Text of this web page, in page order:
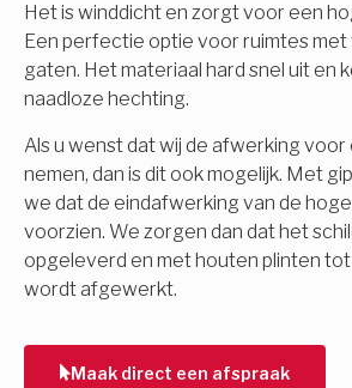
Het is winddicht en zorgt voor een
Een perfectie optie voor ruimtes met
gaten. Het materiaal hard snel uit en
naadloze hechting.
Als u wenst dat wij de afwerking
nemen, dan is dit ook mogelijk. Met
we dat de eindafwerking van de
voorzien. We zorgen dan dat het
opgeleverd en met houten plinten tot
wordt afgewerkt.
Maak direct een afspraak